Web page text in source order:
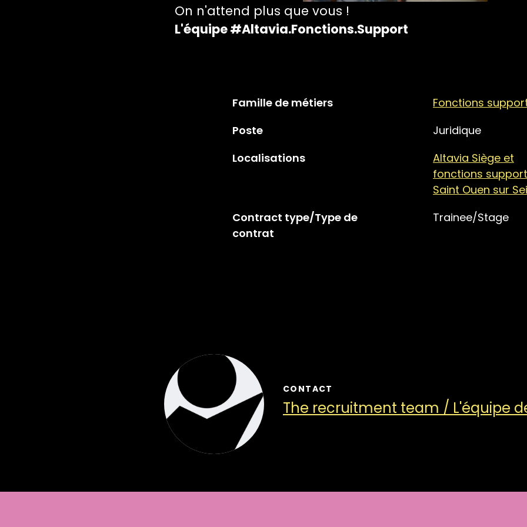
On n'attend plus que vous !
L'équipe #Altavia.Fonctions.Support
Famille de métiers
Fonctions
Poste
Juridique
Localisations
Altavia Siège et
fonctions
Saint Ouen sur
Contract type/Type de
contrat
Trainee/Stage
CONTACT
The recruitment team / L'équipe